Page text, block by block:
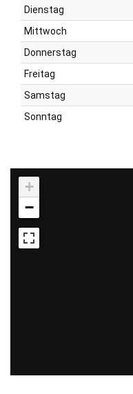
Dienstag
Mittwoch
Donnerstag
Freitag
Samstag
Sonntag
+
−